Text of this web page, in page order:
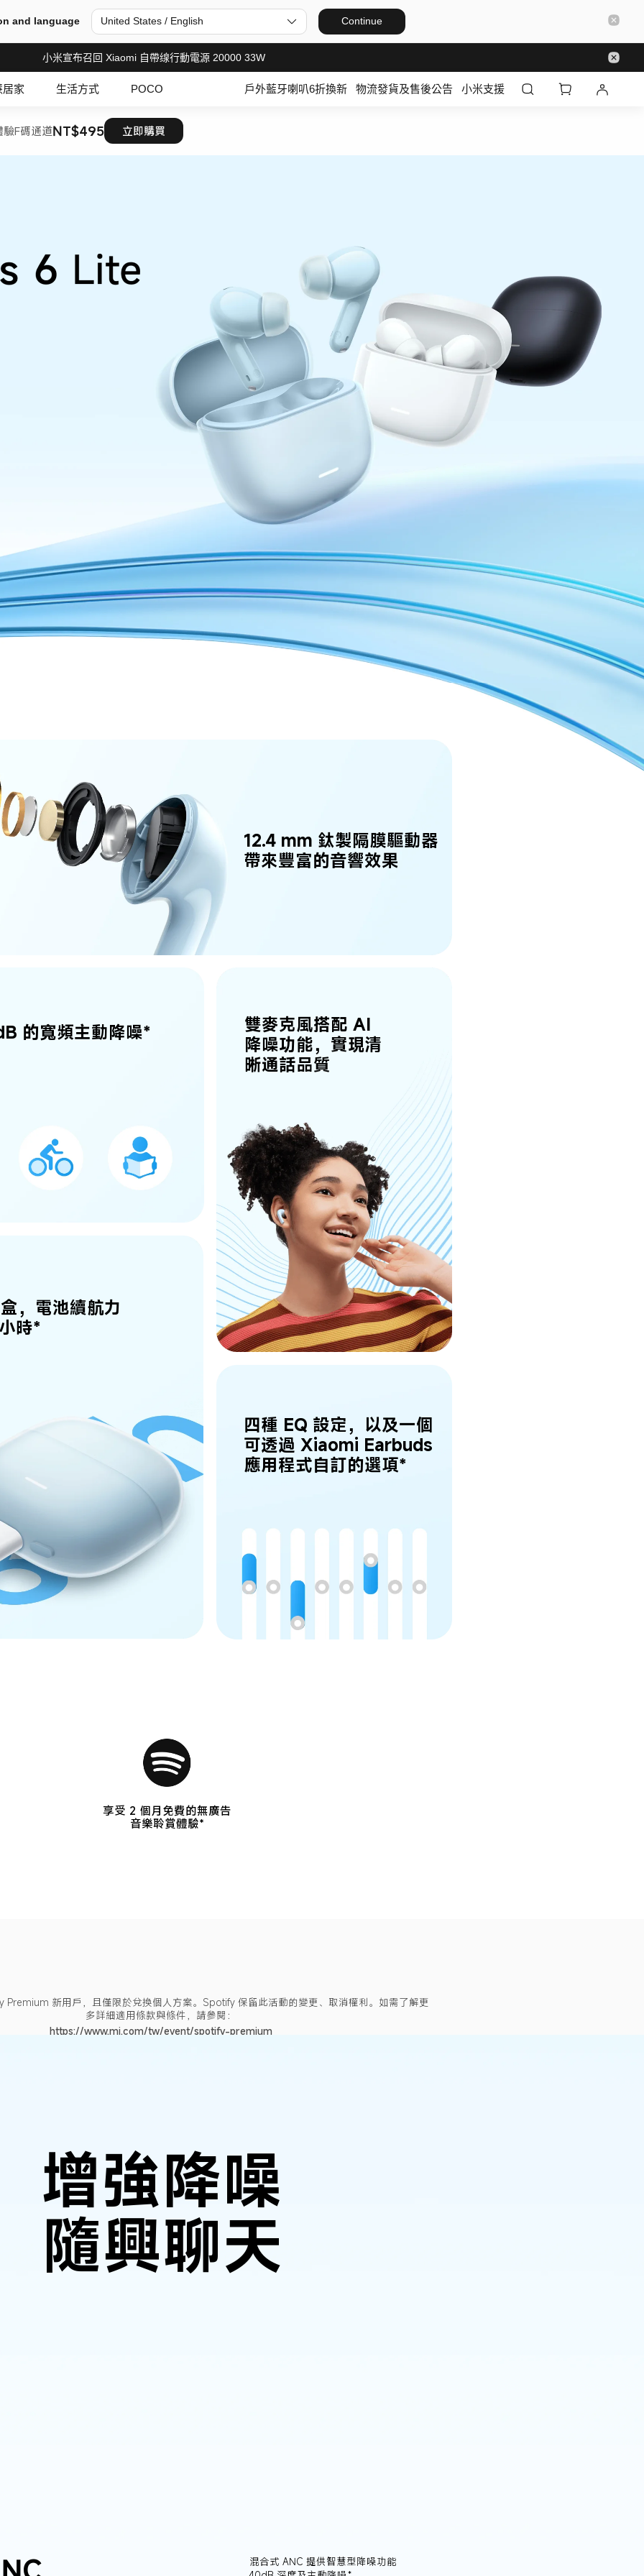
and language United States / English Continue
小米宣布召回 Xiaomi 自帶缐行動電源 20000 33W
居家 生活方式 POCO 戶外藍牙喇叭6折換新 物流發貨及售後公告 小米支援
驗F碼通道NT$495 立即購買
12.4 mm 鈦製隔膜驅動器
帶來豐富的音響效果
的寬頻主動降噪*
雙麥克風搭配 AI
降噪功能，實現清
晰通話品質
，電池續航力
時*
四種 EQ 設定，以及一個
可透過 Xiaomi Earbuds
應用程式自訂的選項*
享受 2 個月免費的無廣告
音樂聆賞體驗*
Premium 新用戶，且僅限於兌換個人方案。Spotify 保留此活動的變更、取消權利。如需了解更
多詳細適用條款與條件，請參閱：
https://www.mi.com/tw/event/spotify-premium
增強降噪
隨興聊天
混合式 ANC 提供智慧型降噪功能